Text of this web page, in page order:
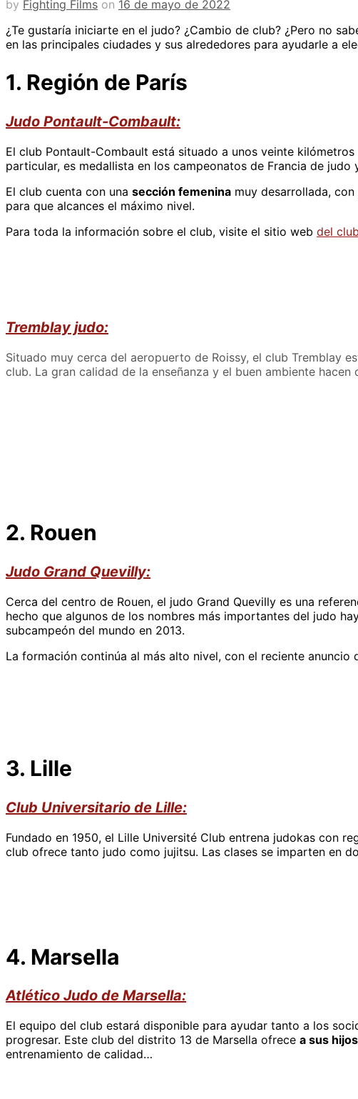
by Fighting Films on 16 de mayo de 2022
¿Te gustaría iniciarte en el judo? ¿Cambio de club? ¿Pero no
en las principales ciudades y sus alrededores para ayudarle a
1. Región de París
Judo Pontault-Combault:
El club Pontault-Combault está situado a unos veinte
particular, es medallista en los campeonatos de Francia de judo
El club cuenta con una sección femenina muy desarrollada,
para que alcances el máximo nivel.
Para toda la información sobre el club, visite el sitio web del
Tremblay judo:
Situado muy cerca del aeropuerto de Roissy, el club Tremblay
club. La gran calidad de la enseñanza y el buen ambiente
2. Rouen
Judo Grand Quevilly:
Cerca del centro de Rouen, el judo Grand Quevilly es una
hecho que algunos de los nombres más importantes del judo
subcampeón del mundo en 2013.
La formación continúa al más alto nivel, con el reciente anuncio
3. Lille
Club Universitario de Lille:
Fundado en 1950, el Lille Université Club entrena judokas con
club ofrece tanto judo como jujitsu. Las clases se imparten en
4. Marsella
Atlético Judo de Marsella:
El equipo del club estará disponible para ayudar tanto a los
progresar. Este club del distrito 13 de Marsella ofrece a sus
entrenamiento de calidad…